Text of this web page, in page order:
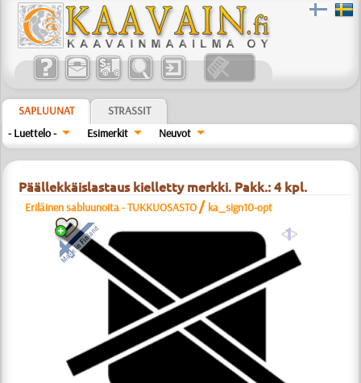
SAPLUUNAT
STRASSIT
- Luettelo -
Esimerkit Neuvot
Päällekkäislastaus kielletty merkki. Pakk.: 4 kpl.
Eriläinen sabluunoita - TUKKUOSASTO / ka_sign10-opt
a